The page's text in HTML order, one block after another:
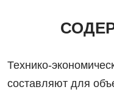
Технико-
составляют для